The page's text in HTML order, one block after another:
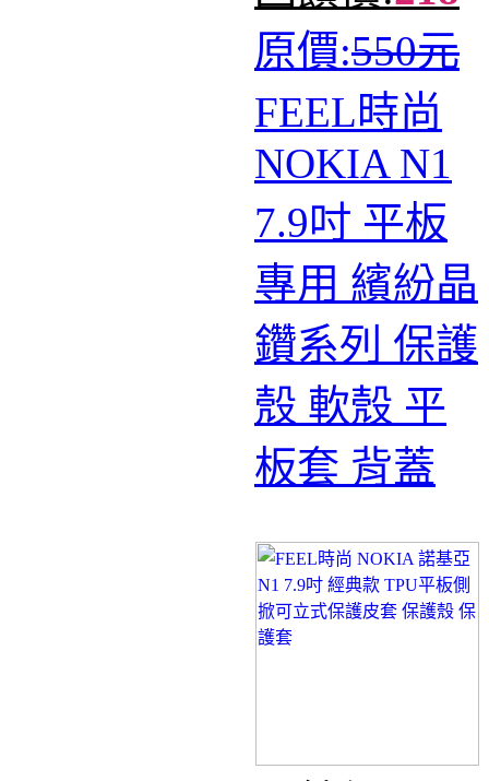
原價:550元
FEEL時尚
NOKIA N1
7.9吋 平板
專用 繽紛晶
鑽系列 保護
殼 軟殼 平
板套 背蓋